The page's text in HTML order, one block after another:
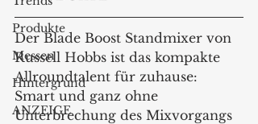
Produkte
Messen
Hintergrund
ANZEIGE
Der Blade Boost Standmixer von
Russell Hobbs ist das kompakte
Allroundtalent für zuhause:
Smart und ganz ohne
Unterbrechung des Mixvorgangs